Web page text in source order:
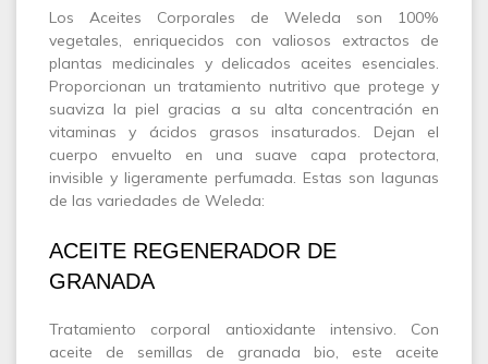
Los Aceites Corporales de Weleda son 100%
vegetales, enriquecidos con valiosos extractos de
plantas medicinales y delicados aceites esenciales.
Proporcionan un tratamiento nutritivo que protege y
suaviza la piel gracias a su alta concentración en
vitaminas y ácidos grasos insaturados. Dejan el
cuerpo envuelto en una suave capa protectora,
invisible y ligeramente perfumada. Estas son lagunas
de las variedades de Weleda:
ACEITE REGENERADOR DE
GRANADA
Tratamiento corporal antioxidante intensivo. Con
aceite de semillas de granada bio, este aceite